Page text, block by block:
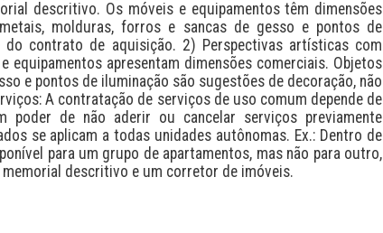
descritivo. Os móveis e equipamentos têm dimensões
molduras, forros e sancas de gesso e pontos de
contrato de aquisição. 2) Perspectivas artísticas com
apresentam dimensões comerciais. Objetos
e pontos de iluminação são sugestões de decoração, não
A contratação de serviços de uso comum depende de
poder de não aderir ou cancelar serviços previamente
se aplicam a todas unidades autônomas. Ex.: Dentro de
para um grupo de apartamentos, mas não para outro,
descritivo e um corretor de imóveis.